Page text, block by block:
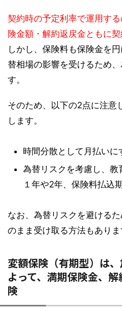
契約時の予定利率で運用す
険金額・解約返戻金ともに
しかし、保険料も保険金を
替相場の影響を受けるため
す。
そのため、以下の2点に注意
します。
時間分散として月払いに
為替リスクを考慮し、教
１年や2年、保険料払込
なお、為替リスクを避ける
のまま受け取る方法もありま
変額保険（有期型）は
よって、満期保険金、
険